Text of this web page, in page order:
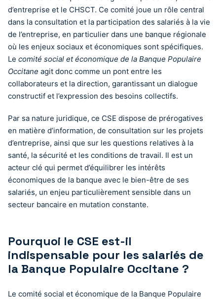
d’entreprise et le CHSCT. Ce comité joue un rôle central
dans la consultation et la participation des salariés à la vie
de l’entreprise, en particulier dans une banque régionale
où les enjeux sociaux et économiques sont spécifiques.
Le comité social et économique de la Banque Populaire
Occitane agit donc comme un pont entre les
collaborateurs et la direction, garantissant un dialogue
constructif et l’expression des besoins collectifs.
Par sa nature juridique, ce CSE dispose de prérogatives
en matière d’information, de consultation sur les projets
d’entreprise, ainsi que sur les questions relatives à la
santé, la sécurité et les conditions de travail. Il est un
acteur clé qui permet d’équilibrer les intérêts
économiques de la banque avec le bien-être de ses
salariés, un enjeu particulièrement sensible dans un
secteur bancaire en mutation constante.
Pourquoi le CSE est-il
indispensable pour les salariés de
la Banque Populaire Occitane ?
Le comité social et économique de la Banque Populaire